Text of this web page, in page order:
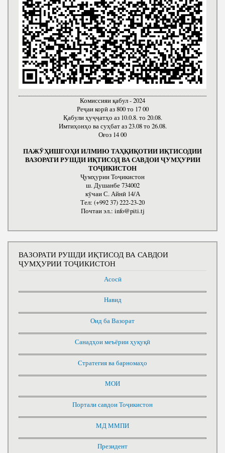
Комиссияи қабул - 2024
Реҷаи корӣ аз 800 то 17 00
Қабули ҳуҷҷатҳо аз 10.0.8. то 20.08.
Имтиҳонҳо ва суҳбат аз 23.08 то 26.08.
Оғоз 14 00
ПАЖӮҲИШГОҲИ ИЛМИЮ ТАҲҚИҚОТИИ ИҚТИСОДИИ
ВАЗОРАТИ РУШДИ ИҚТИСОД ВА САВДОИ ҶУМҲУРИИ
ТОҶИКИСТОН
Ҷумҳурии Тоҷикистон
ш. Душанбе 734002
кӯчаи С. Айнӣ 14/А
Тел: (+992 37) 222-23-20
Почтаи эл.: info@piti.tj
ВАЗОРАТИ РУШДИ ИҚТИСОД ВА САВДОИ
ҶУМҲУРИИ ТОҶИКИСТОН
Асосӣ
Навид
Оид ба Вазорат
Санадҳои меъёрии ҳуқуқӣ
Стратегия ва барномаҳо
МОИ
Портали савдои Тоҷикистон
МД ММПИ
Президент